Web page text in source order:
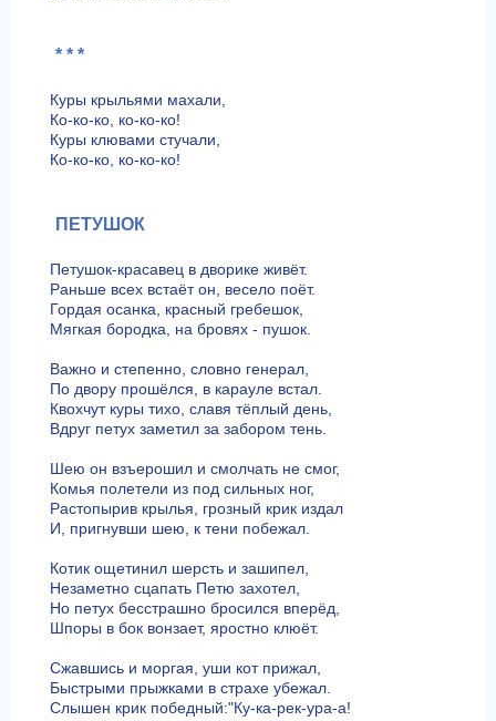
* * *
Куры крыльями махали,
Ко-ко-ко, ко-ко-ко!
Куры клювами стучали,
Ко-ко-ко, ко-ко-ко!
ПЕТУШОК
Петушок-красавец в дворике живёт.
Раньше всех встаёт он, весело поёт.
Гордая осанка, красный гребешок,
Мягкая бородка, на бровях - пушок.
Важно и степенно, словно генерал,
По двору прошёлся, в карауле встал.
Квохчут куры тихо, славя тёплый день,
Вдруг петух заметил за забором тень.
Шею он взъерошил и смолчать не смог,
Комья полетели из под сильных ног,
Растопырив крылья, грозный крик издал
И, пригнувши шею, к тени побежал.
Котик ощетинил шерсть и зашипел,
Незаметно сцапать Петю захотел,
Но петух бесстрашно бросился вперёд,
Шпоры в бок вонзает, яростно клюёт.
Сжавшись и моргая, уши кот прижал,
Быстрыми прыжками в страхе убежал.
Слышен крик победный:"Ку-ка-рек-ура-а!